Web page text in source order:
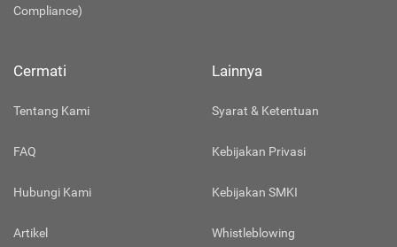
Compliance)
Cermati
Tentang Kami
FAQ
Hubungi Kami
Artikel
Lainnya
Syarat & Ketentuan
Kebijakan Privasi
Kebijakan SMKI
Whistleblowing